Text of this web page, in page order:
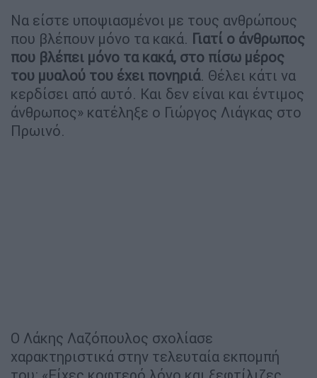
Να είστε υποψιασμένοι με τους ανθρώπους
που βλέπουν μόνο τα κακά. Γιατί ο άνθρωπος
που βλέπει μόνο τα κακά, στο πίσω μέρος
του μυαλού του έχει πονηριά. Θέλει κάτι να
κερδίσει από αυτό. Και δεν είναι και έντιμος
άνθρωπος» κατέληξε ο Γιώργος Λιάγκας στο
Πρωινό.
Ο Λάκης Λαζόπουλος σχολίασε
χαρακτηριστικά στην τελευταία εκπομπή